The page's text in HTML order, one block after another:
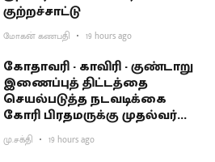
குற்றச்சாட்டு
மோகன் கணபதி 19 hours ago
கோதாவரி - காவிரி - குண்டாறு
இணைப்புத் திட்டத்தை
செயல்படுத்த நடவடிக்கை
கோரி பிரதமருக்கு முதல்வர்
விஜய் கடிதம்
மு.சக்தி 19 hours ago